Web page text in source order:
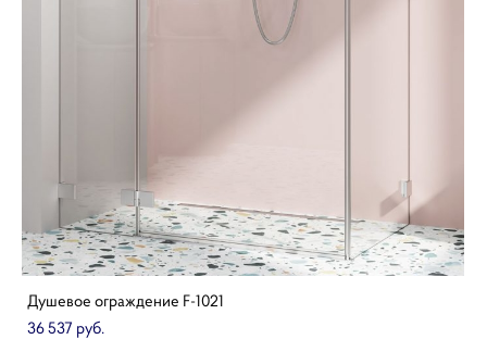
Душевое ограждение F-1021
36 537 pуб.